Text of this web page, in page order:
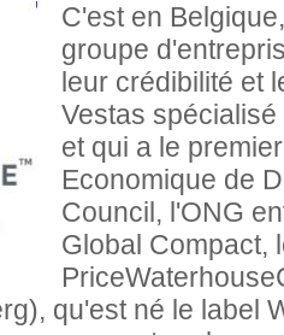
C'est en
groupe
leur crédibilité et
Vestas
et qui a le
Economique de
Council, l'ONG
Global Compact,
qu'est né le label